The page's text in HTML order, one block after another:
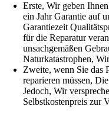
Erste, Wir geben
ein Jahr Garantie auf
Garantiezeit
für die Reparatur
unsachgemäßen
Naturkatastrophen,
Zweite, wenn Sie das
reparieren müssen,
Jedoch, Wir
Selbstkostenpreis zur